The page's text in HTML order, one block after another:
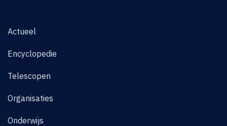
Actueel
Encyclopedie
Telescopen
Organisaties
Onderwijs